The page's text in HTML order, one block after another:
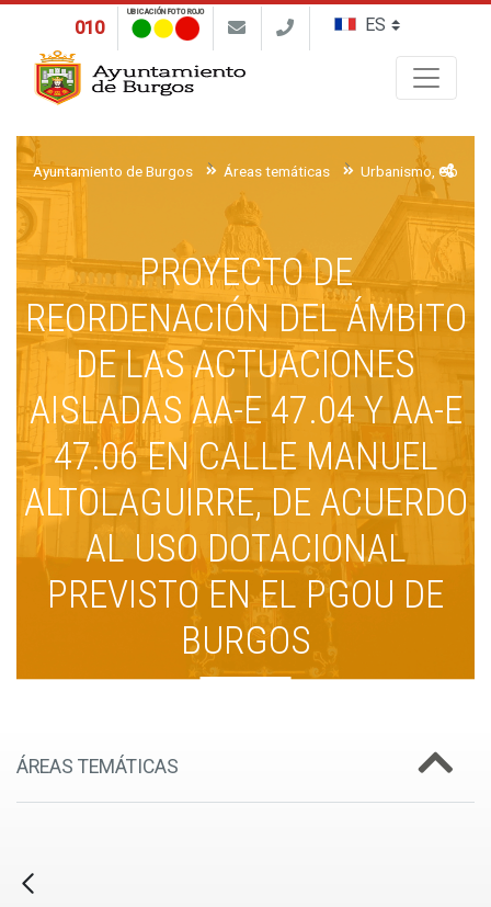
010
UBICACIÓN FOTO ROJO
Ayuntamiento de Burgos Áreas temáticas Urbanismo, Obras
PROYECTO DE
REORDENACIÓN DEL ÁMBITO
DE LAS ACTUACIONES
AISLADAS AA-E 47.04 Y AA-E
47.06 EN CALLE MANUEL
ALTOLAGUIRRE, DE ACUERDO
AL USO DOTACIONAL
PREVISTO EN EL PGOU DE
BURGOS
ÁREAS TEMÁTICAS